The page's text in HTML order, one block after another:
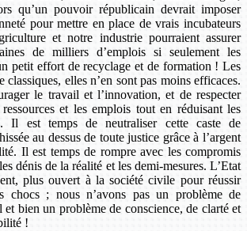
qu’un pouvoir républicain devrait imposer
pour mettre en place de vrais incubateurs
et notre industrie pourraient assurer
de milliers d’emplois si seulement les
petit effort de recyclage et de formation ! Les
classiques, elles n’en sont pas moins efficaces.
le travail et l’innovation, et de respecter
et les emplois tout en réduisant les
Il est temps de neutraliser cette caste de
au dessus de toute justice grâce à l’argent
Il est temps de rompre avec les compromis
dénis de la réalité et les demi-mesures. L’Etat
plus ouvert à la société civile pour réussir
chocs ; nous n’avons pas un problème de
et bien un problème de conscience, de clarté et
!